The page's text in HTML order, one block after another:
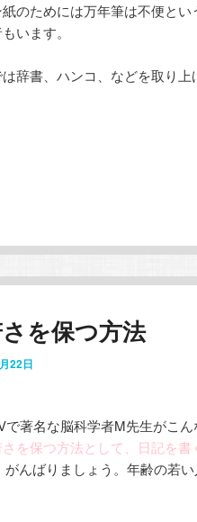
のためには万年筆は不便と
います。
辞書、ハンコ、などを取り上
を保つ方法
22日
著名な脳科学者M先生がこん
を保つ方法として、日記を
んばりましょう。年齢の若い